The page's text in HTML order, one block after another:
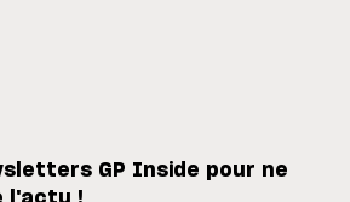
GP Inside pour ne